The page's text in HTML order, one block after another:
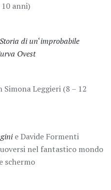
10 anni)
Storia di un‘improbabile
Ovest
Simona Leggieri (8 – 12
e Davide Formenti
nel fantastico mondo
schermo